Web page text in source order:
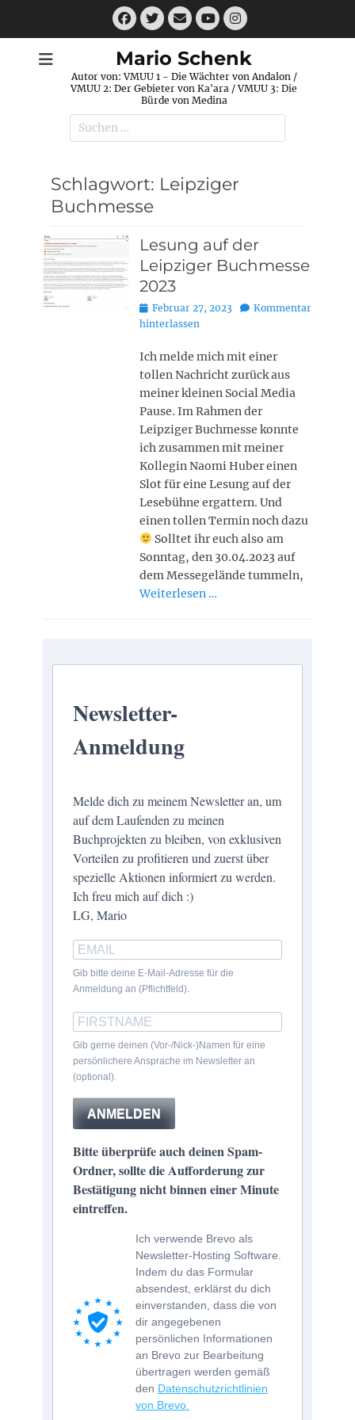
Facebook
Twitter
E-
MailYouTube
Instagram
Mario Schenk
Autor von: VMUU 1 - Die Wächter von Andalon /
VMUU 2: Der Gebieter von Ka'ara / VMUU 3: Die
Bürde von Medina
Suchen
nach:
Schlagwort: Leipziger
Buchmesse
Lesung auf der
Leipziger Buchmesse
2023
Posted
on
Februar 27, 2023
Kommentar
hinterlassen
Ich melde mich mit einer
tollen Nachricht zurück aus
meiner kleinen Social Media
Pause. Im Rahmen der
Leipziger Buchmesse konnte
ich zusammen mit meiner
Kollegin Naomi Huber einen
Slot für eine Lesung auf der
Lesebühne ergattern. Und
einen tollen Termin noch dazu
Solltet ihr euch also am
Sonntag, den 30.04.2023 auf
dem Messegelände tummeln,
Weiterlesen …
Newsletter-
Anmeldung
Melde dich zu meinem Newsletter an, um
auf dem Laufenden zu meinen
Buchprojekten zu bleiben, von exklusiven
Vorteilen zu profitieren und zuerst über
spezielle Aktionen informiert zu werden.
Ich freu mich auf dich :)
LG, Mario
Gib bitte deine E-Mail-Adresse für die
Anmeldung an (Pflichtfeld).
Gib gerne deinen (Vor-/Nick-)Namen für eine
persönlichere Ansprache im Newsletter an
(optional).
ANMELDEN
Bitte überprüfe auch deinen Spam-
Ordner, sollte die Aufforderung zur
Bestätigung nicht binnen einer Minute
eintreffen.
Ich verwende Brevo als
Newsletter-Hosting Software.
Indem du das Formular
absendest, erklärst du dich
einverstanden, dass die von
dir angegebenen
persönlichen Informationen
an Brevo zur Bearbeitung
übertragen werden gemäß
den Datenschutzrichtlinien
von Brevo.